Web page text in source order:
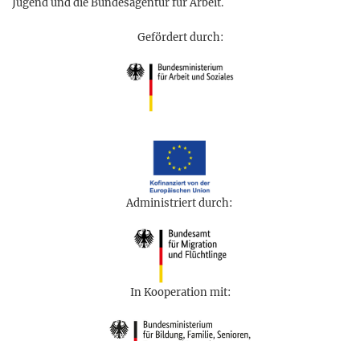
Jugend und die Bundesagentur für Arbeit.
Gefördert durch:
Administriert durch:
In Kooperation mit: